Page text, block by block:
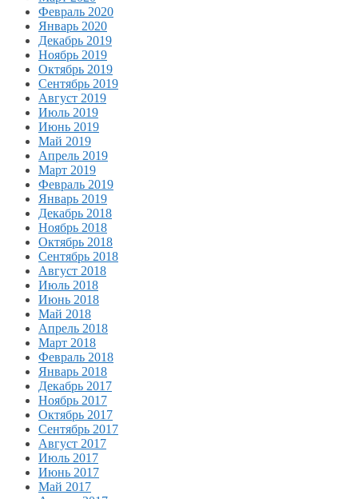
Февраль 2020
Январь 2020
Декабрь 2019
Ноябрь 2019
Октябрь 2019
Сентябрь 2019
Август 2019
Июль 2019
Июнь 2019
Май 2019
Апрель 2019
Март 2019
Февраль 2019
Январь 2019
Декабрь 2018
Ноябрь 2018
Октябрь 2018
Сентябрь 2018
Август 2018
Июль 2018
Июнь 2018
Май 2018
Апрель 2018
Март 2018
Февраль 2018
Январь 2018
Декабрь 2017
Ноябрь 2017
Октябрь 2017
Сентябрь 2017
Август 2017
Июль 2017
Июнь 2017
Май 2017